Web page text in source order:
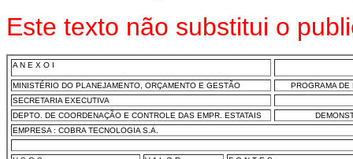
Este texto não substitui o
A N E X O I
MINISTÉRIO DO PLANEJAMENTO, ORÇAMENTO E GESTÃO
PROGRAMA
SECRETARIA EXECUTIVA
DEPTO. DE COORDENAÇÃO E CONTROLE DAS EMPR. ESTATAIS
EMPRESA : COBRA TECNOLOGIA S.A.